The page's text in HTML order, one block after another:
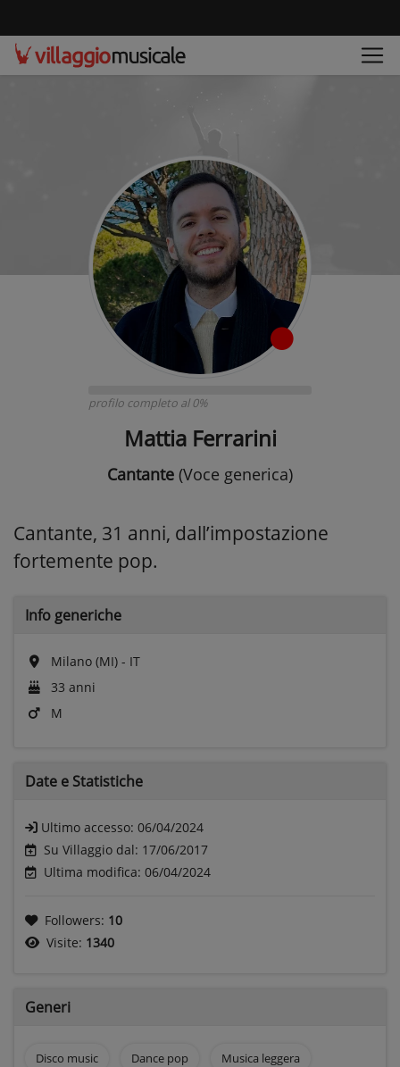
profilo completo al 0%
Mattia Ferrarini
Cantante (Voce generica)
Cantante, 31 anni, dall’impostazione
fortemente pop.
Info generiche
Milano (MI) - IT
33 anni
M
Date e Statistiche
Ultimo accesso: 06/04/2024
Su Villaggio dal: 17/06/2017
Ultima modifica: 06/04/2024
Followers: 10
Visite: 1340
Generi
Disco music Dance pop Musica leggera